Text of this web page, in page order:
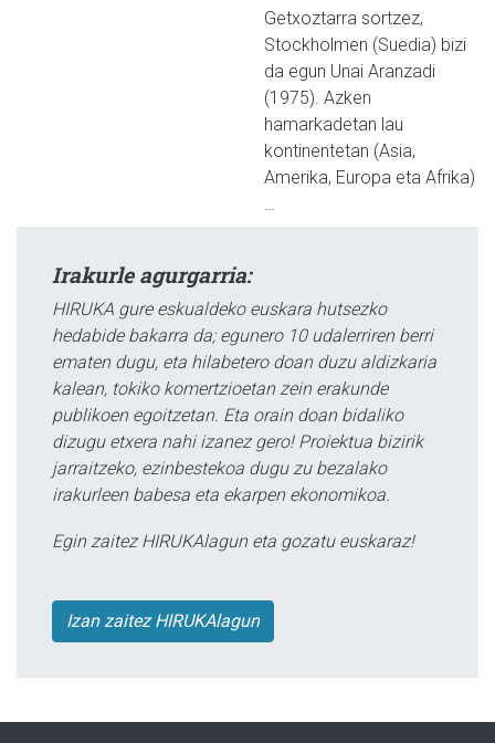
Getxoztarra sortzez,
Stockholmen (Suedia) bizi
da egun Unai Aranzadi
(1975). Azken
hamarkadetan lau
kontinentetan (Asia,
Amerika, Europa eta Afrika)
…
Irakurle agurgarria:
HIRUKA gure eskualdeko euskara hutsezko
hedabide bakarra da; egunero 10 udalerriren berri
ematen dugu, eta hilabetero doan duzu aldizkaria
kalean, tokiko komertzioetan zein erakunde
publikoen egoitzetan. Eta orain doan bidaliko
dizugu etxera nahi izanez gero! Proiektua bizirik
jarraitzeko, ezinbestekoa dugu zu bezalako
irakurleen babesa eta ekarpen ekonomikoa.
Egin zaitez HIRUKAlagun eta gozatu euskaraz!
Izan zaitez HIRUKAlagun